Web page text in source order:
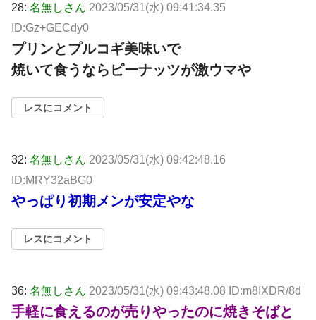
28: 名無しさん 2023/05/31(水) 09:41:34.35
ID:Gz+GECdy0
プリンとプルコギ美味いで
焼いて食うならピーナッツが激ウマや
レスにコメント
32: 名無しさん 2023/05/31(水) 09:42:48.16
ID:MRY32aBG0
やっぱり初期メンが安定やな
レスにコメント
36: 名無しさん 2023/05/31(水) 09:43:48.08 ID:m8IXDR/8d
手軽に食えるのが売りやったのに焼きそばと